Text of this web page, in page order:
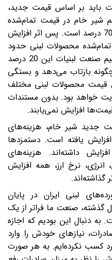
باید بر اساس قیمت جدید،
شیر خام در قیمت تمام‌شده
محصولات لبنی به‌طور متوسط 70 درصد است. پس اثر افزایش
محصولات لبنی حدود
20 درصد خواهد بود. باید ببینیم صنعت لبنیات این 20 درصد
بازتاب می‌دهد و بستگی
قیمت‌ محصولات لبنی مختلف
خواهد بود. بدون مستندات
افزایش نمی‌یابند.
جدید شیر خام، هزینه‌های
یافته است. دستمزدها
60 درصد افزایش داشته‌اند. هزینه‌های
نرخ ارز، همه افزایش
گذاشته‌اند.
لبنی ایران در پایان
گذشته، صنعت ما فراتر از یک
به دنبال این بودیم که اجازه
نیازهای خودش را وارد
کسب نکرده‌ایم. به هر صورت